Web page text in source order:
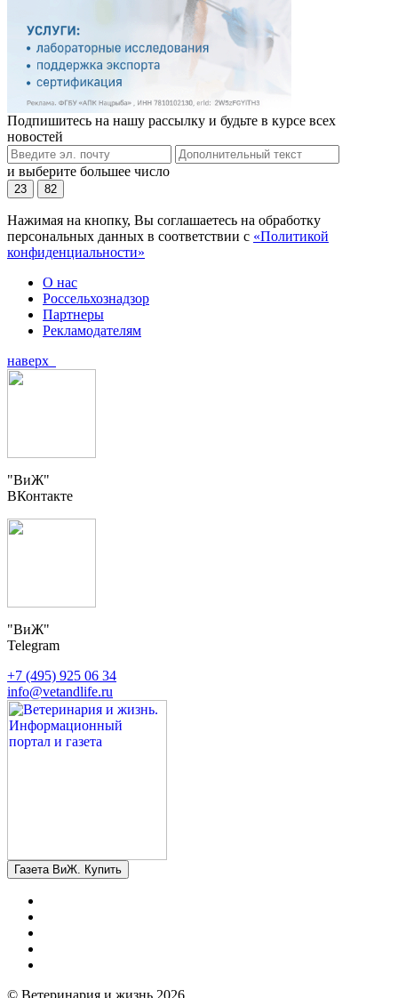
Подпишитесь на нашу рассылку и будьте в курсе всех
новостей
и выберите большее число
23 82
Нажимая на кнопку, Вы соглашаетесь на обработку
персональных данных в соответствии с «Политикой
конфиденциальности»
О нас
Россельхознадзор
Партнеры
Рекламодателям
наверх
"ВиЖ"
ВКонтакте
"ВиЖ"
Telegram
+7 (495) 925 06 34
info@vetandlife.ru
Газета ВиЖ. Купить